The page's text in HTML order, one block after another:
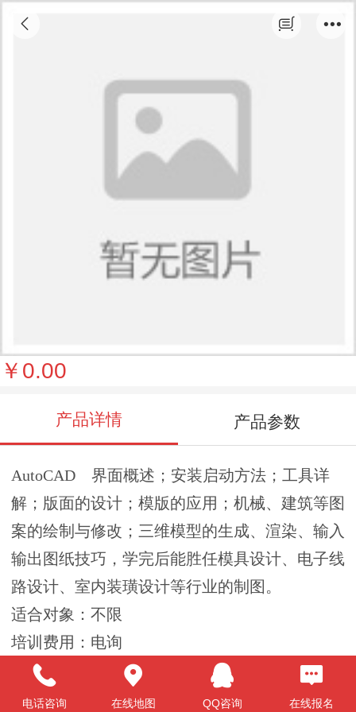
￥0.00
产品详情 产品参数
AutoCAD 界面概述；安装启动方法；工具详
解；版面的设计；模版的应用；机械、建筑等图
案的绘制与修改；三维模型的生成、渲染、输入
输出图纸技巧，学完后能胜任模具设计、电子线
路设计、室内装璜设计等行业的制图。
适合对象：不限
培训费用：电询
培训周期：1个月（学会为止，不另收费）
学习安排：全日制、业余制
电话咨询 在线地图 QQ咨询 在线报名